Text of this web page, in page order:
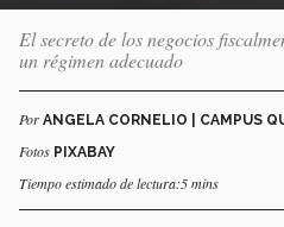
El secreto de los negocios
un régimen adecuado
Por ANGELA CORNELIO | CAMPUS
Fotos PIXABAY
Tiempo estimado de lectura:5 mins